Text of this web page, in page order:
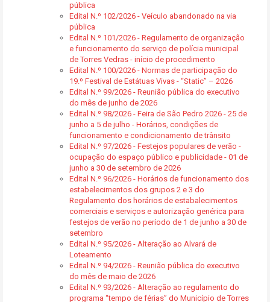
pública
Edital N.º 102/2026 - Veículo abandonado na via
pública
Edital N.º 101/2026 - Regulamento de organização
e funcionamento do serviço de polícia municipal
de Torres Vedras - início de procedimento
Edital N.º 100/2026 - Normas de participação do
19.º Festival de Estátuas Vivas - “Static” – 2026
Edital N.º 99/2026 - Reunião pública do executivo
do mês de junho de 2026
Edital N.º 98/2026 - Feira de São Pedro 2026 - 25 de
junho a 5 de julho - Horários, condições de
funcionamento e condicionamento de trânsito
Edital N.º 97/2026 - Festejos populares de verão -
ocupação do espaço público e publicidade - 01 de
junho a 30 de setembro de 2026
Edital N.º 96/2026 - Horários de funcionamento dos
estabelecimentos dos grupos 2 e 3 do
Regulamento dos horários de estabalecimentos
comerciais e serviços e autorização genérica para
festejos de verão no período de 1 de junho a 30 de
setembro
Edital N.º 95/2026 - Alteração ao Alvará de
Loteamento
Edital N.º 94/2026 - Reunião pública do executivo
do mês de maio de 2026
Edital N.º 93/2026 - Alteração ao regulamento do
programa “tempo de férias” do Município de Torres